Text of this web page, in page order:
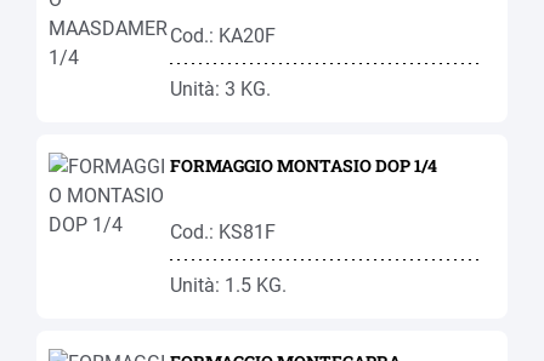
Cod.: KA20F
Unità: 3 KG.
FORMAGGIO MONTASIO DOP 1/4
Cod.: KS81F
Unità: 1.5 KG.